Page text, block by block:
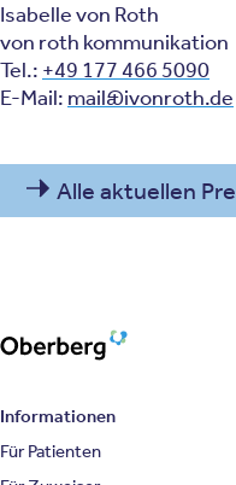
Isabelle von Roth
von roth kommunikation
Tel.: +49 177 466 5090
E-Mail: mail@ivonroth.de
Alle aktuellen
Informationen
Für Patienten